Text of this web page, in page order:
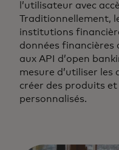
l’utilisateur avec
Traditionnellement,
institutions
données financières
aux API d’open
mesure d’utiliser les
créer des produits
personnalisés.